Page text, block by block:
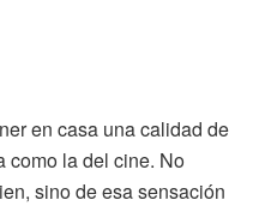
en casa una calidad de
como la del cine. No
sino de esa sensación